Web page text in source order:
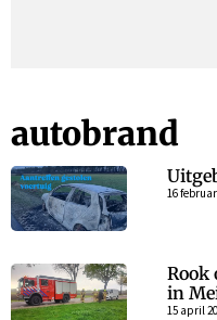
autobrand
16
Rook
in
15 april